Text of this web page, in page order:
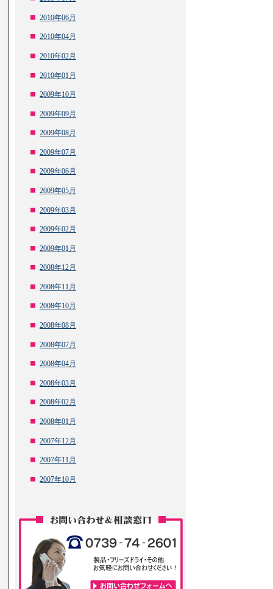
2010年06月
2010年04月
2010年02月
2010年01月
2009年10月
2009年09月
2009年08月
2009年07月
2009年06月
2009年05月
2009年03月
2009年02月
2009年01月
2008年12月
2008年11月
2008年10月
2008年08月
2008年07月
2008年04月
2008年03月
2008年02月
2008年01月
2007年12月
2007年11月
2007年10月